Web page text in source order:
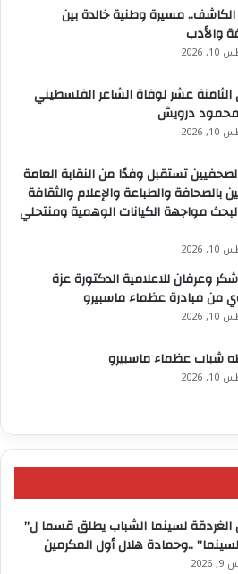
والبيئة بالسادة المواطنين
أوضاع اليد على أراضي الدولة
الرابط:
مسيرة وطنية خالدة بين
والأدب
الثامنة عشر لوفاة الشاعر الفلسطيني
محمود درويش
تستقبل وفدًا من النقابة العامة
بالصحافة والطباعة والإعلام والثقافة
لبحث مواجهة الكيانات الوهمية ومنتحلي
وعرفان للاعلامية الدكتورة عزة
من مبادرة عظماء ماسبيرو
شباب عظماء ماسبيرو
الغردقة لسينما الشباب يطلق قسما ل”
..وحمادة هلال أول المكرمين